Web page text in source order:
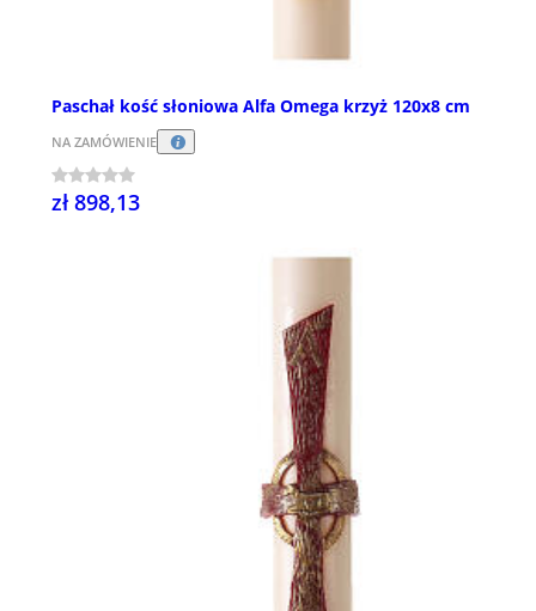
Paschał kość słoniowa Alfa Omega krzyż 120x8 cm
NA ZAMÓWIENIE
zł 898,13